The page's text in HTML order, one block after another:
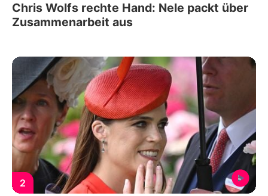
Chris Wolfs rechte Hand: Nele packt über
Zusammenarbeit aus
2